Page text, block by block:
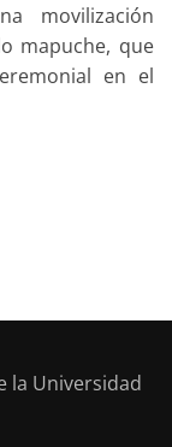
movilización
mapuche, que
en el
la Universidad